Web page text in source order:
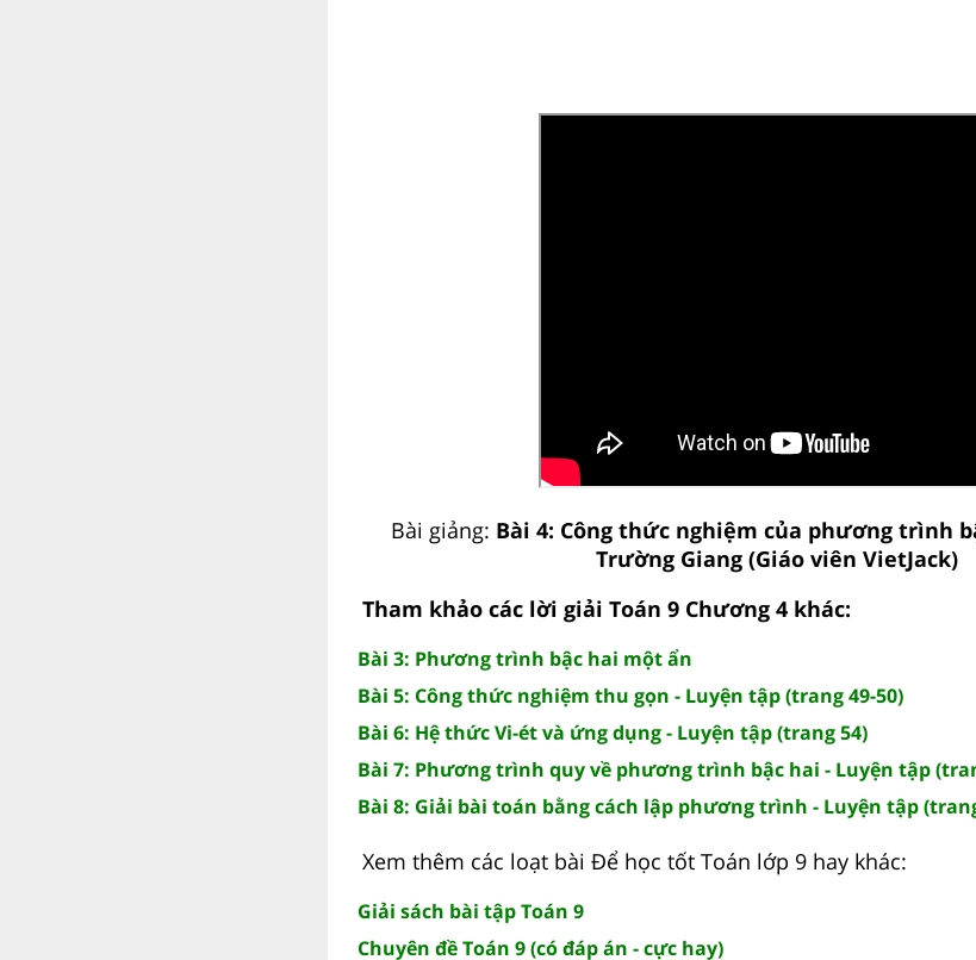
Bài giảng: Bài 4: Công thức nghiệm của phương trình
Trường Giang (Giáo viên VietJack)
Tham khảo các lời giải Toán 9 Chương 4 khác:
Bài 3: Phương trình bậc hai một ẩn
Bài 5: Công thức nghiệm thu gọn - Luyện tập (trang 49-50)
Bài 6: Hệ thức Vi-ét và ứng dụng - Luyện tập (trang 54)
Bài 7: Phương trình quy về phương trình bậc hai - Luyện tập
Bài 8: Giải bài toán bằng cách lập phương trình - Luyện tập
Xem thêm các loạt bài Để học tốt Toán lớp 9 hay khác:
Giải sách bài tập Toán 9
Chuyên đề Toán 9 (có đáp án - cực hay)